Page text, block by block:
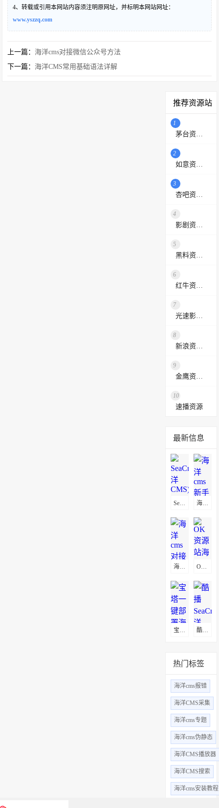
4、转载或引用本网站内容须注明原网址，并标明本网站网址：
www.yszzq.com
上一篇： 海洋cms对接微信公众号方法
下一篇： 海洋CMS常用基础语法详解
推荐资源站
1
2
3
4
5
6
7
8
9
10
速播资源
最新信息
海洋cms新手入门-模板安装教程
OK资源站海洋CMS采集教程
酷播SeaCms(海洋CMS)采集教程
热门标签
海洋cms报错
海洋CMS采集
海洋cms专题
海洋cms伪静态
海洋CMS播放器
海洋CMS搜索
海洋cms安装教程